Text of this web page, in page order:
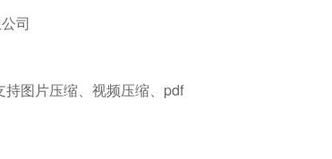
司
图片压缩、视频压缩、pdf